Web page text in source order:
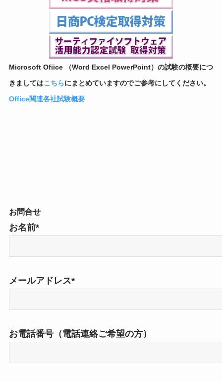
Microsoft Ofiice （Word Excel PowerPoint）の試験の概要につ
きましてはこちらにまとめていますのでご参考にしてください。
Office関連各社試験概要
お問合せ
お名前*
メールアドレス*
お電話番号（電話連絡ご希望の方）